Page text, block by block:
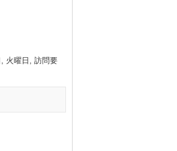
, 火曜日 , 訪問要